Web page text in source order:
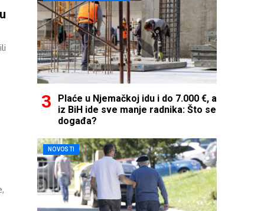
Plaće u Njemačkoj idu i do 7.000 €, a
iz BiH ide sve manje radnika: Što se
događa?
NOVOSTI